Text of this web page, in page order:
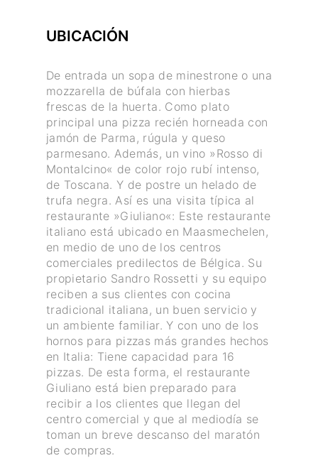
UBICACIÓN
De entrada un sopa de minestrone o una
mozzarella de búfala con hierbas
frescas de la huerta. Como plato
principal una pizza recién horneada con
jamón de Parma, rúgula y queso
parmesano. Además, un vino »Rosso di
Montalcino« de color rojo rubí intenso,
de Toscana. Y de postre un helado de
trufa negra. Así es una visita típica al
restaurante »Giuliano«: Este restaurante
italiano está ubicado en Maasmechelen,
en medio de uno de los centros
comerciales predilectos de Bélgica. Su
propietario Sandro Rossetti y su equipo
reciben a sus clientes con cocina
tradicional italiana, un buen servicio y
un ambiente familiar. Y con uno de los
hornos para pizzas más grandes hechos
en Italia: Tiene capacidad para 16
pizzas. De esta forma, el restaurante
Giuliano está bien preparado para
recibir a los clientes que llegan del
centro comercial y que al mediodía se
toman un breve descanso del maratón
de compras.